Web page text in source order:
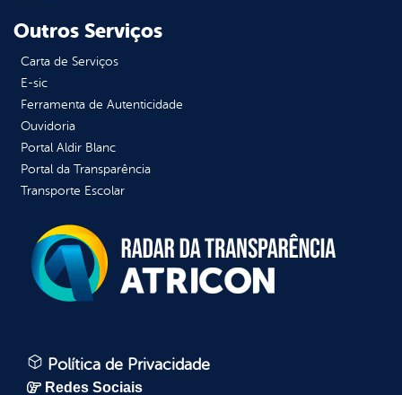
Outros Serviços
Carta de Serviços
E-sic
Ferramenta de Autenticidade
Ouvidoria
Portal Aldir Blanc
Portal da Transparência
Transporte Escolar
Política de Privacidade
Redes Sociais